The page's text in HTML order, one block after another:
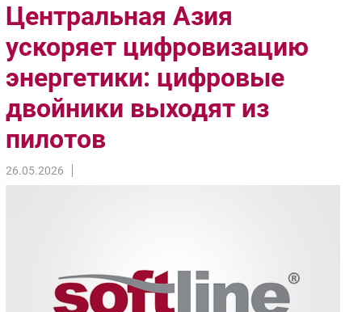
Импорто­замещение
Автоматизация Промышленности
Интернет
Мобильная связь
Фиксированная связь
Интеграция
Рынок ПК
Маркетинг
Outsourcing
Кадры
Центральная Азия
ускоряет цифровизацию
энергетики: цифровые
двойники выходят из
пилотов
26.05.2026